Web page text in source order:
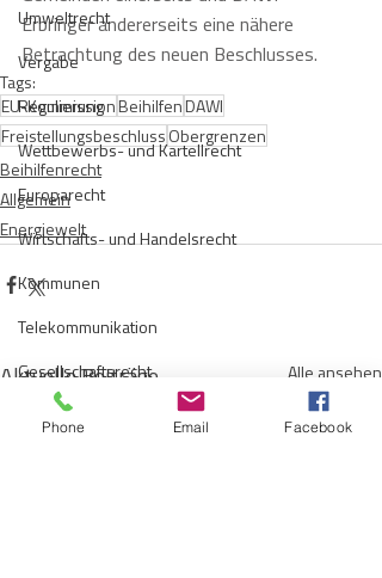
Umweltrecht
Vergabe
Regulierung
Wettbewerbs- und Kartellrecht
Europarecht
Wirtschafts- und Handelsrecht
Kommunen
Telekommunikation
Gesellschaftsrecht
E-Mobilität
Erbringer andererseits eine nähere
Betrachtung des neuen Beschlusses.
Tags:
EU-KommissionBeihilfenDAWI
FreistellungsbeschlussObergrenzen
Beihilfenrecht
Allgemein
Energiewelt
Aktuelle Beiträge Alle ansehen
Phone Email Facebook